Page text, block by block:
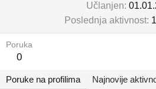
Učlanjen
Poslednja aktivnost
Poruka
0
Poruke na profilima Najnovije